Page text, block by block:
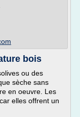
bois
ou des
sèche sans
en oeuvre. Les
elles offrent un